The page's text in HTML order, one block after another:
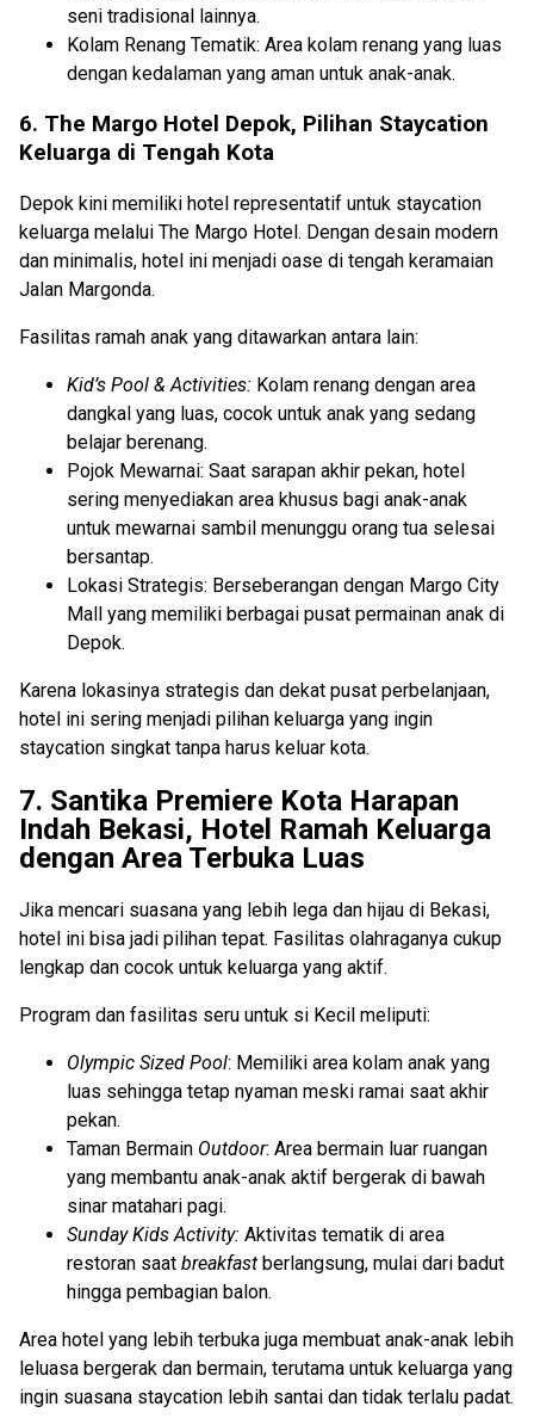
seni tradisional lainnya.
Kolam Renang Tematik: Area kolam renang yang luas
dengan kedalaman yang aman untuk anak-anak.
6. The Margo Hotel Depok, Pilihan Staycation
Keluarga di Tengah Kota
Depok kini memiliki hotel representatif untuk staycation
keluarga melalui The Margo Hotel. Dengan desain modern
dan minimalis, hotel ini menjadi oase di tengah keramaian
Jalan Margonda.
Fasilitas ramah anak yang ditawarkan antara lain:
Kid’s Pool & Activities: Kolam renang dengan area
dangkal yang luas, cocok untuk anak yang sedang
belajar berenang.
Pojok Mewarnai: Saat sarapan akhir pekan, hotel
sering menyediakan area khusus bagi anak-anak
untuk mewarnai sambil menunggu orang tua selesai
bersantap.
Lokasi Strategis: Berseberangan dengan Margo City
Mall yang memiliki berbagai pusat permainan anak di
Depok.
Karena lokasinya strategis dan dekat pusat perbelanjaan,
hotel ini sering menjadi pilihan keluarga yang ingin
staycation singkat tanpa harus keluar kota.
7. Santika Premiere Kota Harapan
Indah Bekasi, Hotel Ramah Keluarga
dengan Area Terbuka Luas
Jika mencari suasana yang lebih lega dan hijau di Bekasi,
hotel ini bisa jadi pilihan tepat. Fasilitas olahraganya cukup
lengkap dan cocok untuk keluarga yang aktif.
Program dan fasilitas seru untuk si Kecil meliputi:
Olympic Sized Pool: Memiliki area kolam anak yang
luas sehingga tetap nyaman meski ramai saat akhir
pekan.
Taman Bermain Outdoor: Area bermain luar ruangan
yang membantu anak-anak aktif bergerak di bawah
sinar matahari pagi.
Sunday Kids Activity: Aktivitas tematik di area
restoran saat breakfast berlangsung, mulai dari badut
hingga pembagian balon.
Area hotel yang lebih terbuka juga membuat anak-anak lebih
leluasa bergerak dan bermain, terutama untuk keluarga yang
ingin suasana staycation lebih santai dan tidak terlalu padat.